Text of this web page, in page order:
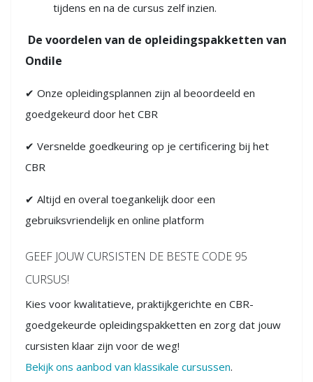
tijdens en na de cursus zelf inzien.
De voordelen van de opleidingspakketten van
Ondile
✔ Onze opleidingsplannen zijn al beoordeeld en
goedgekeurd door het CBR
✔ Versnelde goedkeuring op je certificering bij het
CBR
✔ Altijd en overal toegankelijk door een
gebruiksvriendelijk en online platform
GEEF JOUW CURSISTEN DE BESTE CODE 95
CURSUS!
Kies voor kwalitatieve, praktijkgerichte en CBR-
goedgekeurde opleidingspakketten en zorg dat jouw
cursisten klaar zijn voor de weg!
Bekijk ons aanbod van klassikale cursussen.